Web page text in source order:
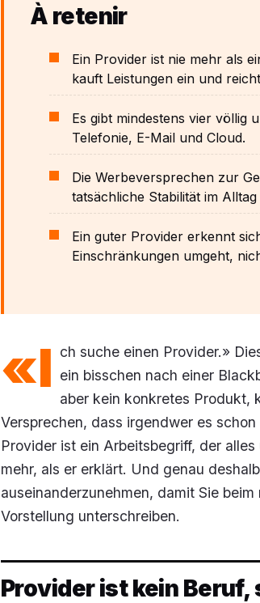
À retenir
Ein Provider ist nie mehr als
kauft Leistungen ein und
Es gibt mindestens vier völlig
Telefonie, E-Mail und Cloud.
Die Werbeversprechen zur
tatsächliche Stabilität im Alltag
Ein guter Provider erkennt
Einschränkungen umgeht,
«I ch suche einen Provider.»
ein bisschen nach einer
aber kein konkretes Produkt,
Versprechen, dass irgendwer es
Provider ist ein Arbeitsbegriff, der
mehr, als er erklärt. Und genau
auseinanderzunehmen, damit Sie
Vorstellung unterschreiben.
Provider ist kein Beruf,